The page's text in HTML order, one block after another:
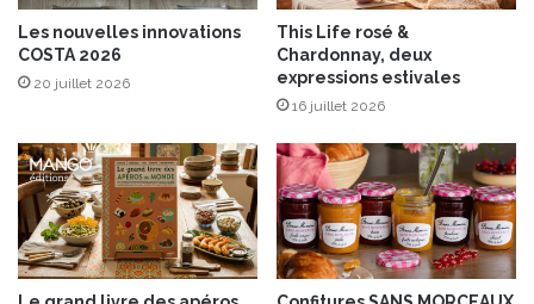
7
e
x
e
t
s
a
l
a
d
Les nouvelles innovations
COSTA 2026
20 juillet 2026
This Life rosé &
Chardonnay, deux
expressions estivales
16 juillet 2026